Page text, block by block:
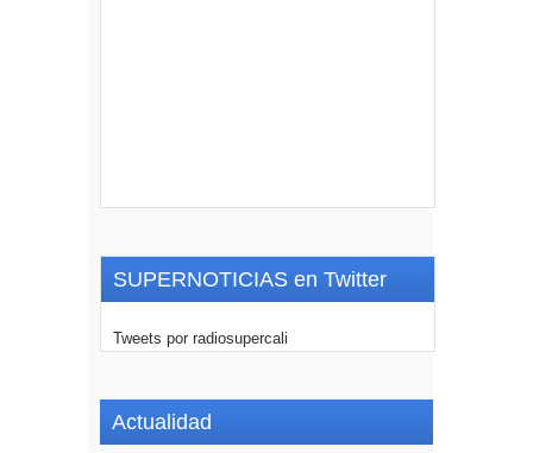
SUPERNOTICIAS en Twitter
Tweets por radiosupercali
Actualidad